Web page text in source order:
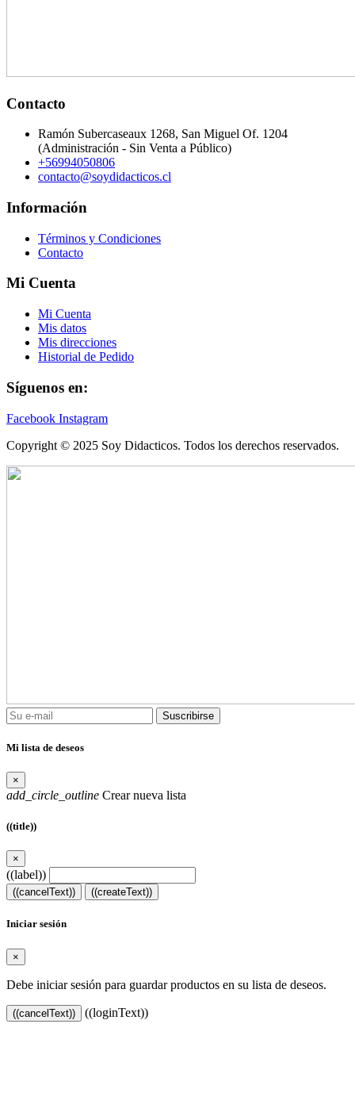
Contacto
Ramón Subercaseaux 1268, San Miguel Of. 1204
(Administración - Sin Venta a Público)
+56994050806
contacto@soydidacticos.cl
Información
Términos y Condiciones
Contacto
Mi Cuenta
Mi Cuenta
Mis datos
Mis direcciones
Historial de Pedido
Síguenos en:
Facebook Instagram
Copyright © 2025 Soy Didacticos. Todos los derechos reservados.
Suscribirse
Mi lista de deseos
×
add_circle_outline Crear nueva lista
((title))
×
((label))
((cancelText)) ((createText))
Iniciar sesión
×
Debe iniciar sesión para guardar productos en su lista de deseos.
((cancelText)) ((loginText))